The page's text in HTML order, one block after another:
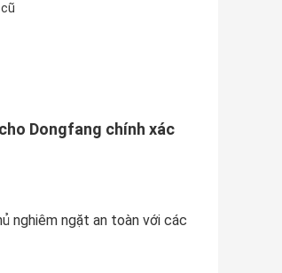
Dongfang chính xác
nghiêm ngặt an toàn với các